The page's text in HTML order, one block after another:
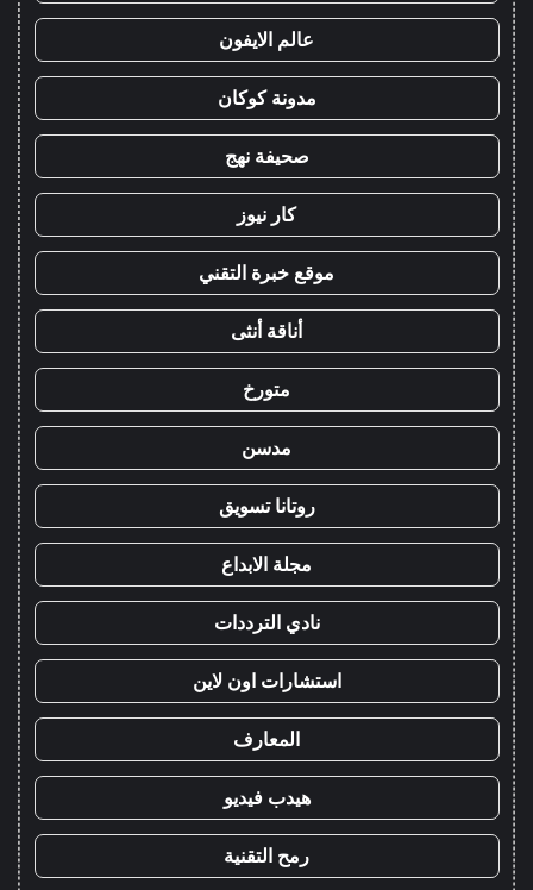
عالم الايفون
مدونة كوكان
صحيفة نهج
كار نيوز
موقع خبرة التقني
أناقة أنثى
متورخ
مدسن
روتانا تسويق
مجلة الابداع
نادي الترددات
استشارات اون لاين
المعارف
هيدب فيديو
رمح التقنية